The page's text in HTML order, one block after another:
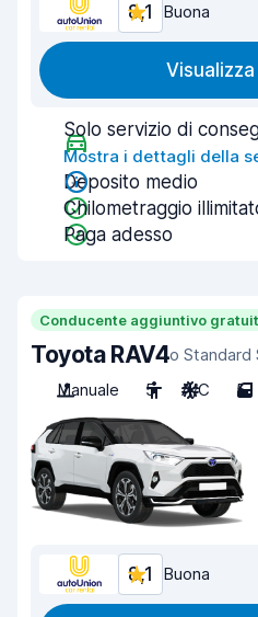
8,1 Buona
Solo servizio di
Mostra i dettagli della
Deposito medio
Chilometraggio
Paga adesso
Conducente aggiuntivo
Toyota RAV4o Standard
Manuale
5 A/C 5
8,1 Buona